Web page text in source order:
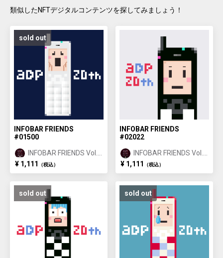
in au e-mail! The first edition is a special edition with the aDp20th l
mbination patterns of "character x expression x background colo
r".
類似したNFTデジタルコンテンツを探してみましょう！
sold out
INFOBAR FRIENDS
#01500
INFOBAR FRIENDS Vol.1
ANNIN ①
¥ 1,111 （税込）
INFOBAR FRIENDS
#02022
INFOBAR FRIENDS Vol.1
ICHIMATSU ②
¥ 1,111 （税込）
sold out sold out